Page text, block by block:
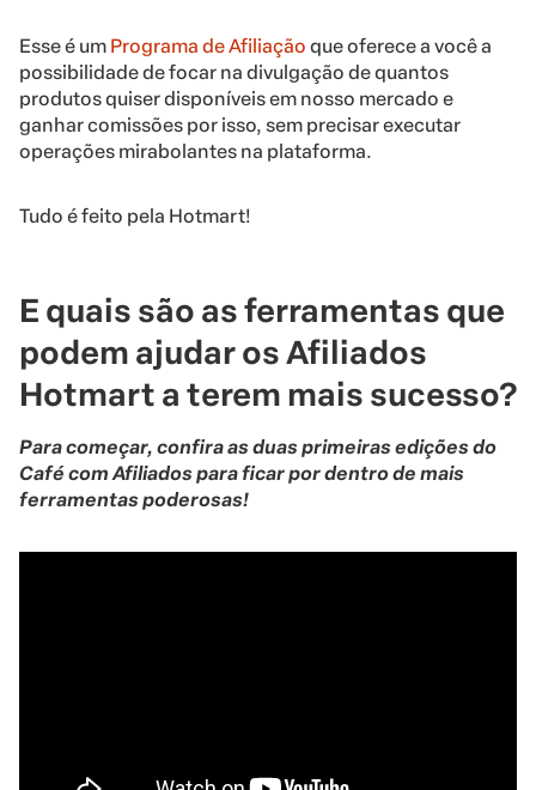
Esse é um Programa de Afiliação que oferece a você a
possibilidade de focar na divulgação de quantos
produtos quiser disponíveis em nosso mercado e
ganhar comissões por isso, sem precisar executar
operações mirabolantes na plataforma.
Tudo é feito pela Hotmart!
E quais são as ferramentas que
podem ajudar os Afiliados
Hotmart a terem mais sucesso?
Para começar, confira as duas primeiras edições do
Café com Afiliados para ficar por dentro de mais
ferramentas poderosas!